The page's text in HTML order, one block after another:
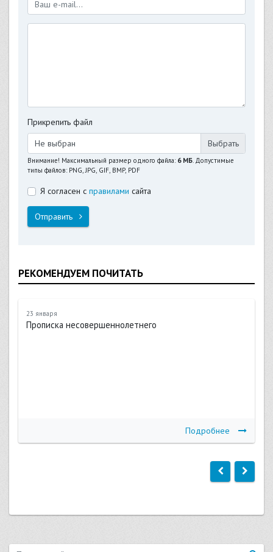
Прикрепить файл
Не выбран
Внимание! Максимальный размер одного файла: 6 МБ. Допустимые
типы файлов: PNG, JPG, GIF, BMP, PDF
Я согласен с правилами сайта
Отправить
РЕКОМЕНДУЕМ ПОЧИТАТЬ
23 января
Прописка несовершеннолетнего
Подробнее